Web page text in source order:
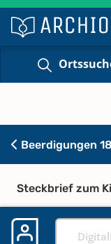
Beerdigungen
Steckbrief zum